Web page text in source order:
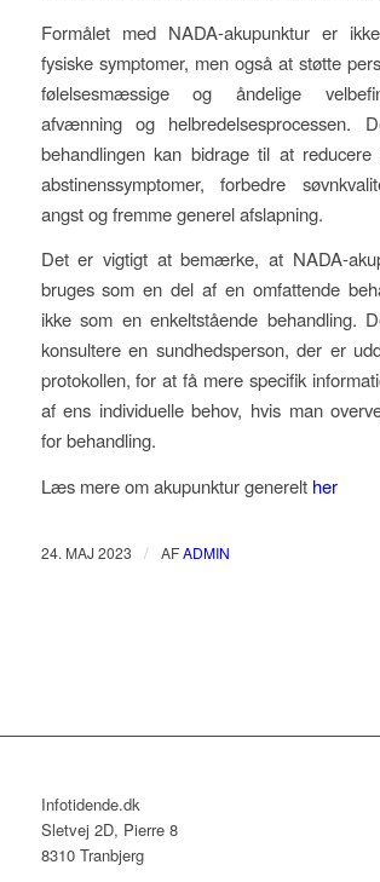
Formålet med NADA-akupunktur er
fysiske symptomer, men også at støtte
følelsesmæssige og åndelige
afvænning og helbredelsesprocessen.
behandlingen kan bidrage til at reducere
abstinenssymptomer, forbedre
angst og fremme generel afslapning.
Det er vigtigt at bemærke, at NADA-
bruges som en del af en omfattende
ikke som en enkeltstående behandling.
konsultere en sundhedsperson, der er
protokollen, for at få mere specifik
af ens individuelle behov, hvis man
for behandling.
Læs mere om akupunktur generelt her
24. MAJ 2023 / AFADMIN
Infotidende.dk
Sletvej 2D, Pierre 8
8310 Tranbjerg